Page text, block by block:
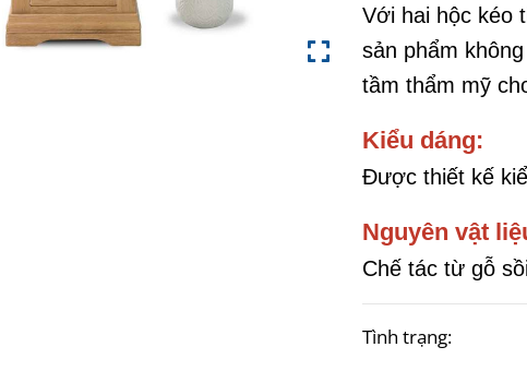
Với hai hộc kéo
sản phẩm
tầm thẩm mỹ
Kiểu dáng:
Được thiết kế
Nguyên vật
Chế tác từ gỗ
Tình trạng: